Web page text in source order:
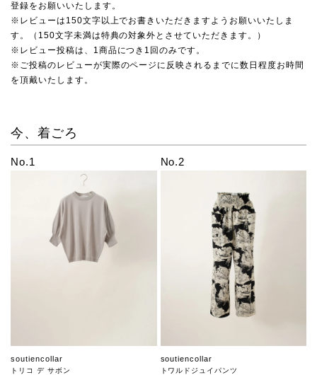
登録をお願いいたします。
※レビューは150文字以上でお書きいただきますようお願いいたしま
す。（150文字未満は特典の対象外とさせていただきます。）
※レビュー投稿は、1商品につき1回のみです。
※ご投稿のレビューが実際のページに反映されるまでに数日程度お時間
を頂戴いたします。
今、着ごろ
No.1
soutiencollar
トリコ デ サボン
No.2
soutiencollar
トワルドジュイパンツ